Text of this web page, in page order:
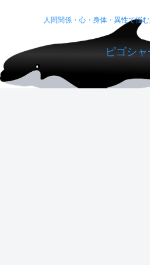
人間関係・心・身体・異性で悩
ピゴシャ